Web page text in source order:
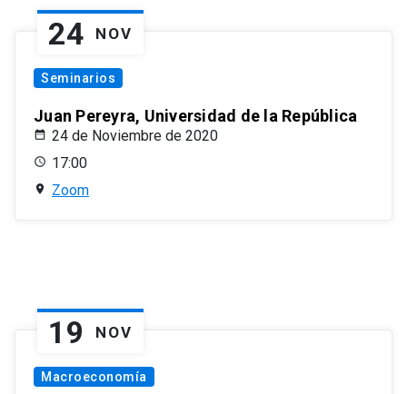
24 NOV
Seminarios
Juan Pereyra, Universidad de la República
24 de Noviembre de 2020
17:00
Zoom
19 NOV
Macroeconomía